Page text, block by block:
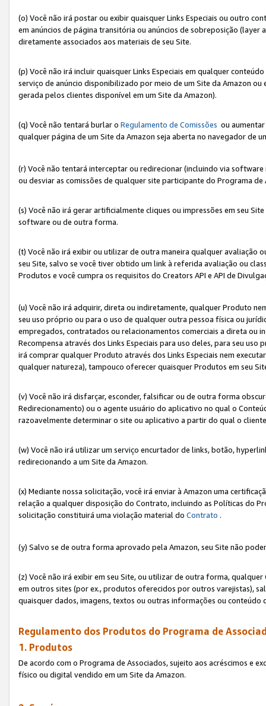
(o) Você não irá postar ou exibir quaisquer Links Especiais ou outro
em anúncios de página transitória ou anúncios de sobreposição
diretamente associados aos materiais de seu Site.
(p) Você não irá incluir quaisquer Links Especiais em qualquer
serviço de anúncio disponibilizado por meio de um Site da Amazon
gerada pelos clientes disponível em um Site da Amazon).
(q) Você não tentará burlar o Regulamento de Comissões ou
qualquer página de um Site da Amazon seja aberta no navegador de
(r) Você não tentará interceptar ou redirecionar (incluindo via
ou desviar as comissões de qualquer site participante do Programa de
(s) Você não irá gerar artificialmente cliques ou impressões em seu
software ou de outra forma.
(t) Você não irá exibir ou utilizar de outra maneira qualquer avaliação
seu Site, salvo se você tiver obtido um link à referida avaliação ou
Produtos e você cumpra os requisitos do Creators API e API de
(u) Você não irá adquirir, direta ou indiretamente, qualquer Produto
seu uso próprio ou para o uso de qualquer outra pessoa física ou
empregados, contratados ou relacionamentos comerciais a direta ou
Recompensa através dos Links Especiais para uso deles, para seu
irá comprar qualquer Produto através dos Links Especiais nem
qualquer natureza), tampouco oferecer quaisquer Produtos em seu
(v) Você não irá disfarçar, esconder, falsificar ou de outra forma
Redirecionamento) ou o agente usuário do aplicativo no qual o
razoavelmente determinar o site ou aplicativo a partir do qual o
(w) Você não irá utilizar um serviço encurtador de links, botão,
redirecionando a um Site da Amazon.
(x) Mediante nossa solicitação, você irá enviar à Amazon uma
relação a qualquer disposição do Contrato, incluindo as Políticas do
solicitação constituirá uma violação material do Contrato .
(y) Salvo se de outra forma aprovado pela Amazon, seu Site não
(z) Você não irá exibir em seu Site, ou utilizar de outra forma,
em outros sites (por ex., produtos oferecidos por outros varejistas),
quaisquer dados, imagens, textos ou outras informações ou
Regulamento dos Produtos do Programa de
1. Produtos
De acordo com o Programa de Associados, sujeito aos acréscimos e
físico ou digital vendido em um Site da Amazon.